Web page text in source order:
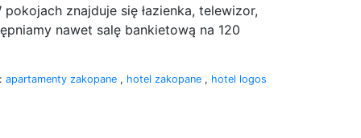
znajduje się łazienka, telewizor,
nawet salę bankietową na 120
apartamenty zakopane , hotel zakopane , hotel logos